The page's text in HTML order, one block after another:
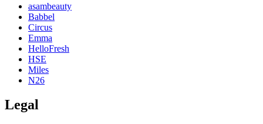
asambeauty
Babbel
Circus
Emma
HelloFresh
HSE
Miles
N26
Legal